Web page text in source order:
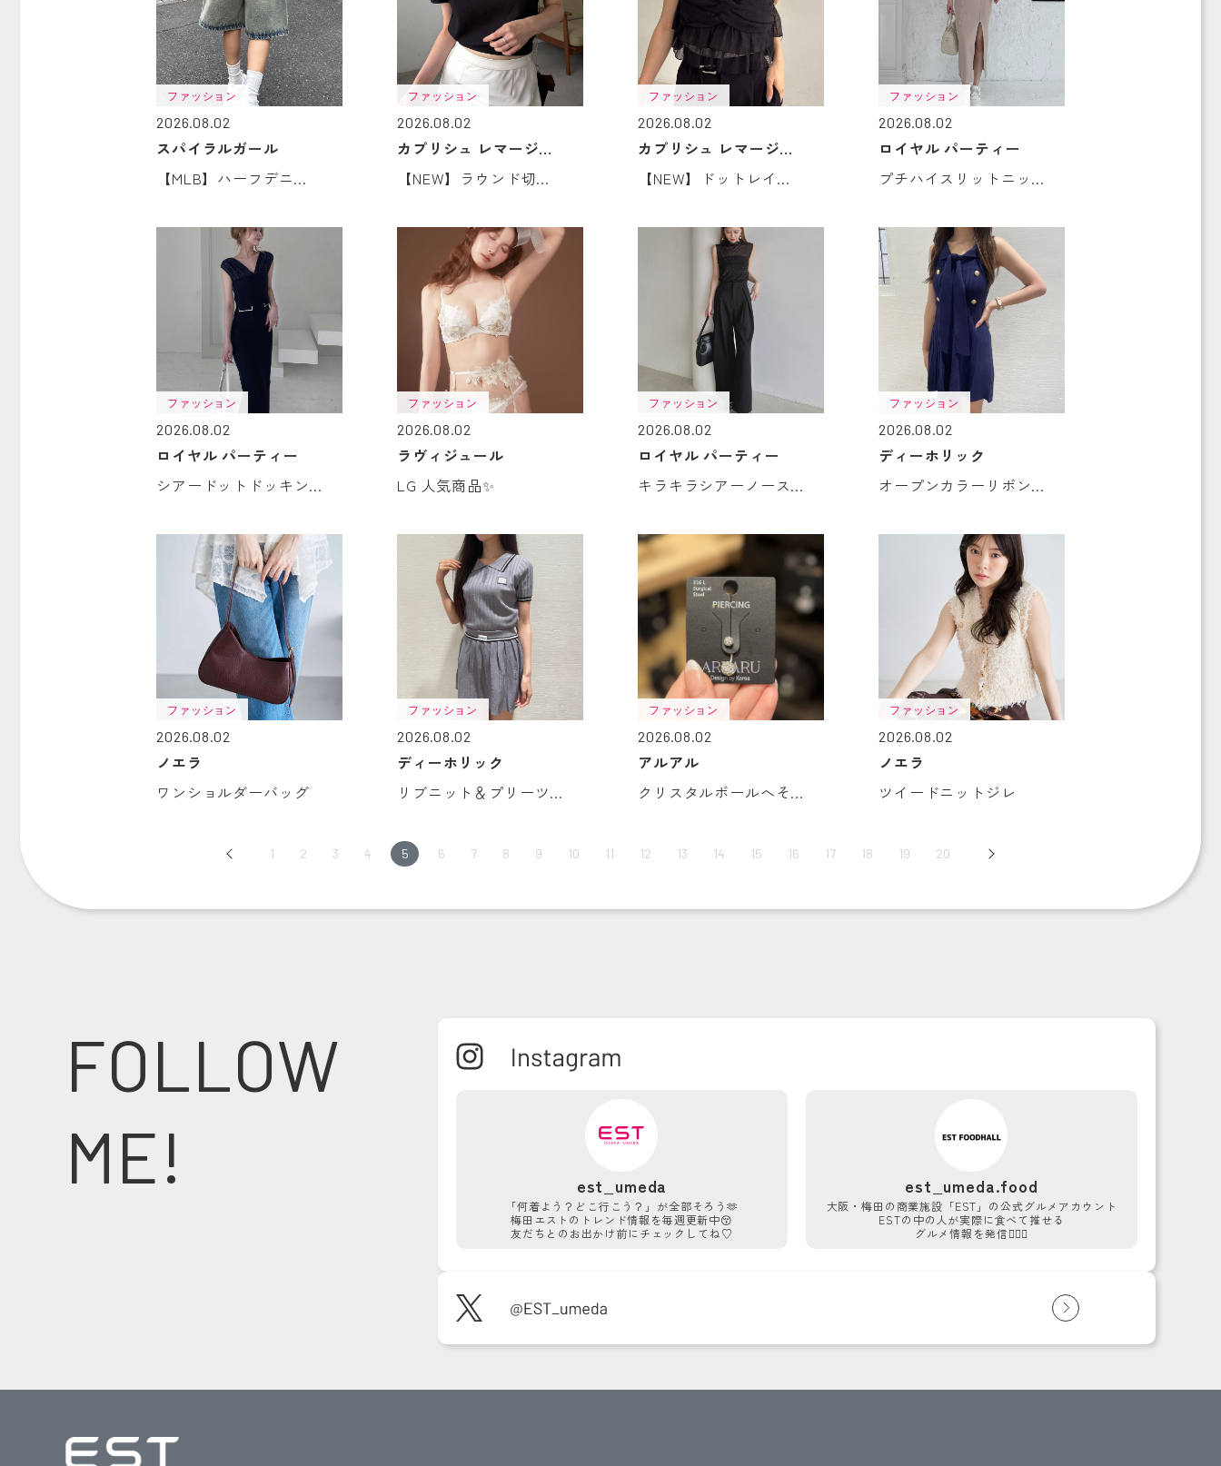
ファッション
2026.08.02
スパイラルガール
【MLB】ハーフデニ...
ファッション
2026.08.02
カプリシュ レマージ...
【NEW】ラウンド切...
ファッション
2026.08.02
カプリシュ レマージ...
【NEW】ドットレイ...
ファッション
2026.08.02
ロイヤル パーティー
プチハイスリットニッ...
ファッション
2026.08.02
ロイヤル パーティー
シアードットドッキン...
ファッション
2026.08.02
ラヴィジュール
LG 人気商品✨
ファッション
2026.08.02
ロイヤル パーティー
キラキラシアーノース...
ファッション
2026.08.02
ディーホリック
オープンカラーリボン...
ファッション
2026.08.02
ノエラ
ワンショルダーバッグ
ファッション
2026.08.02
ディーホリック
リブニット＆プリーツ...
ファッション
2026.08.02
アルアル
クリスタルボールへそ...
ファッション
2026.08.02
ノエラ
ツイードニットジレ
Prev 1 2 3 4 5 6 7 8 9 10 11 12 13 14 15 16 17 18 19 20 Next
FOLLOW
ME!
est_umeda
「何着よう？どこ行こう？」が全部そろう🫶
梅田エストのトレンド情報を毎週更新中😚
友だちとのお出かけ前にチェックしてね♡
est_umeda.food
大阪・梅田の商業施設「EST」の公式グルメアカウント
ESTの中の人が実際に食べて推せる
グルメ情報を発信💁‍♀️✨